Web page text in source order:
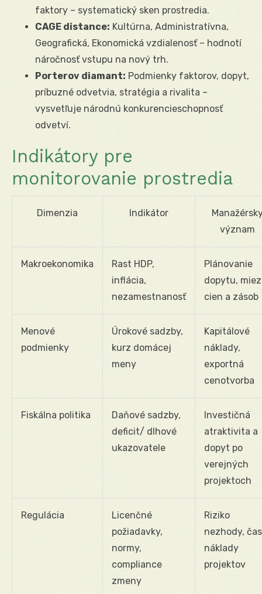
faktory – systematický sken prostredia.
CAGE distance: Kultúrna, Administratívna,
Geografická, Ekonomická vzdialenosť – hodnotí
náročnosť vstupu na nový trh.
Porterov diamant: Podmienky faktorov, dopyt,
príbuzné odvetvia, stratégia a rivalita –
vysvetľuje národnú konkurencieschopnosť
odvetví.
Indikátory pre
monitorovanie prostredia
Dimenzia Indikátor
význam
Makroekonomika
Rast HDP,
inflácia,
nezamestnanosť
Plánovanie
dopytu,
cien a zásob
Menové
podmienky
Úrokové sadzby,
kurz domácej
meny
Kapitálové
náklady,
exportná
cenotvorba
Fiskálna politika
Daňové sadzby,
deficit/ dlhové
ukazovatele
Investičná
atraktivita a
dopyt po
verejných
projektoch
Regulácia
Licenčné
požiadavky,
normy,
compliance
zmeny
Riziko
nezhody,
náklady
projektov